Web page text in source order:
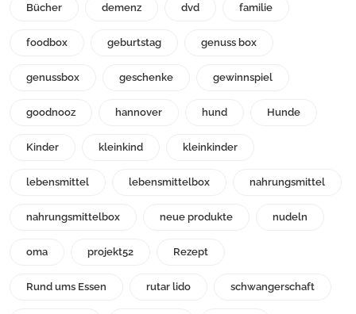
Bücher demenz dvd familie
foodbox geburtstag genuss box
genussbox geschenke gewinnspiel
goodnooz hannover hund Hunde
Kinder kleinkind kleinkinder
lebensmittel lebensmittelbox nahrungsmittel
nahrungsmittelbox neue produkte nudeln
oma projekt52 Rezept
Rund ums Essen rutar lido schwangerschaft